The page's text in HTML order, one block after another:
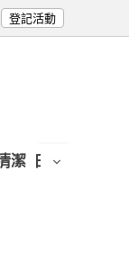
登記活動
潔 日用/紙品